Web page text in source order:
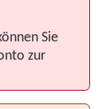
Sie
zur